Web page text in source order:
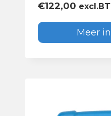
€122,00
Meer